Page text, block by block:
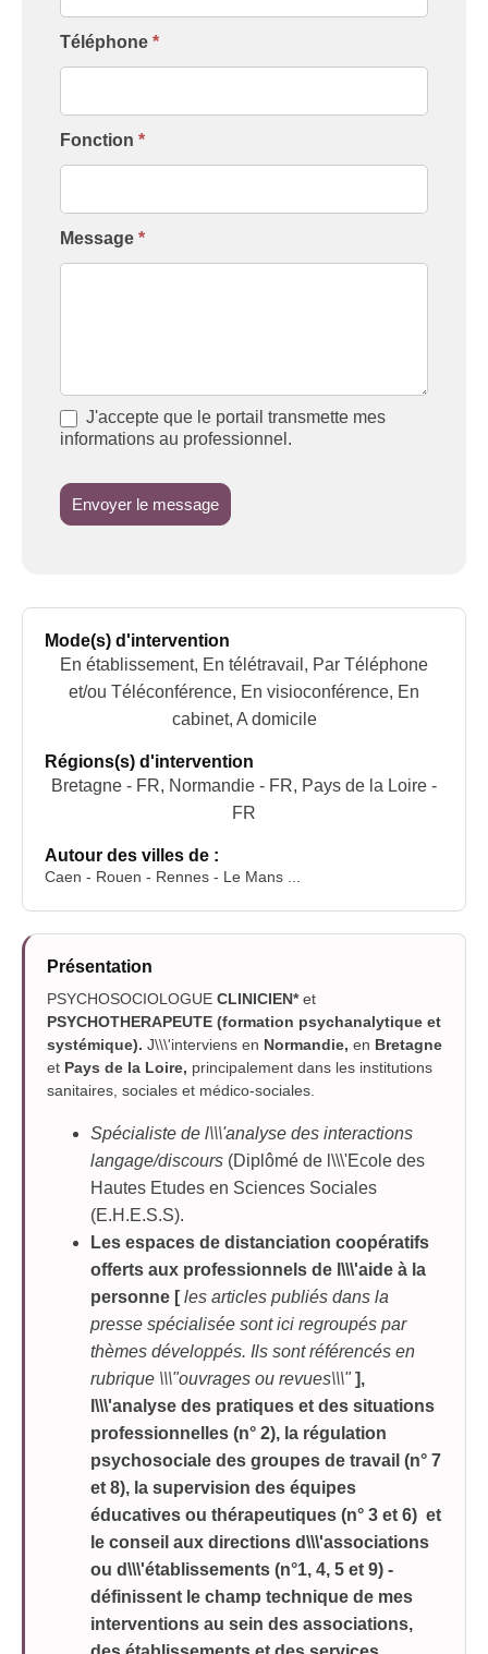
Téléphone *
Fonction *
Message *
J'accepte que le portail transmette mes
informations au professionnel.
Envoyer le message
Mode(s) d'intervention
En établissement, En télétravail, Par Téléphone
et/ou Téléconférence, En visioconférence, En
cabinet, A domicile
Régions(s) d'intervention
Bretagne - FR, Normandie - FR, Pays de la Loire -
FR
Autour des villes de :
Caen - Rouen - Rennes - Le Mans ...
Présentation
PSYCHOSOCIOLOGUE CLINICIEN*et
PSYCHOTHERAPEUTE (formation psychanalytique et
systémique). J\\\'interviens en Normandie, en Bretagne
et Pays de la Loire, principalement dans les institutions
sanitaires, sociales et médico-sociales.
Spécialiste de l\\\'analyse des interactions
langage/discours (Diplômé de l\\\'Ecole des
Hautes Etudes en Sciences Sociales
(E.H.E.S.S).
Les espaces de distanciation coopératifs
offerts aux professionnels de l\\\'aide à la
personne [les articles publiés dans la
presse spécialisée sont ici regroupés par
thèmes développés. Ils sontréférencés en
rubrique \\\"ouvrages ou revues\\\"],
l\\\'analyse des pratiques et des situations
professionnelles (n° 2), la régulation
psychosociale des groupes de travail (n° 7
et 8), la supervision des équipes
éducatives ou thérapeutiques (n° 3 et 6) et
le conseil aux directions d\\\'associations
ou d\\\'établissements (n°1, 4, 5 et 9) -
définissent le champ technique de mes
interventions au sein des associations,